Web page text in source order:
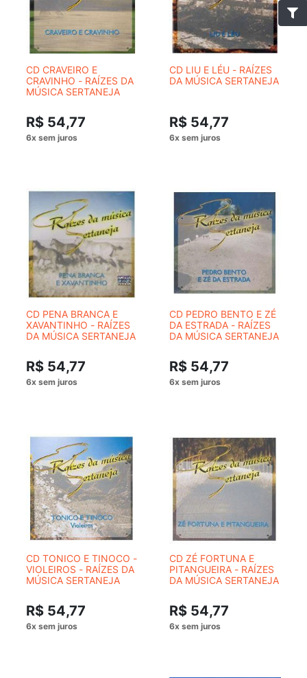
CD CRAVEIRO E
CRAVINHO - RAÍZES DA
MÚSICA SERTANEJA
R$ 54,77
CD LIU E LÉU - RAÍZES
DA MÚSICA SERTANEJA
R$ 54,77
CD PENA BRANCA E
XAVANTINHO - RAÍZES
DA MÚSICA SERTANEJA
R$ 54,77
CD PEDRO BENTO E ZÉ
DA ESTRADA - RAÍZES
DA MÚSICA SERTANEJA
R$ 54,77
CD TONICO E TINOCO -
VIOLEIROS - RAÍZES DA
MÚSICA SERTANEJA
R$ 54,77
CD ZÉ FORTUNA E
PITANGUEIRA - RAÍZES
DA MÚSICA SERTANEJA
R$ 54,77